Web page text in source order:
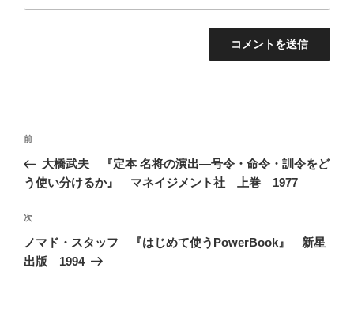
投
ナ
ゲ
ー
シ
前
の
投
前
大橋武夫 『定本 名将の演出―号令・命令・訓令をど
う使い分けるか』 マネイジメント社 上巻 1977
次
の
投
次
ノマド・スタッフ 『はじめて使うPowerBook』 新星
出版 1994